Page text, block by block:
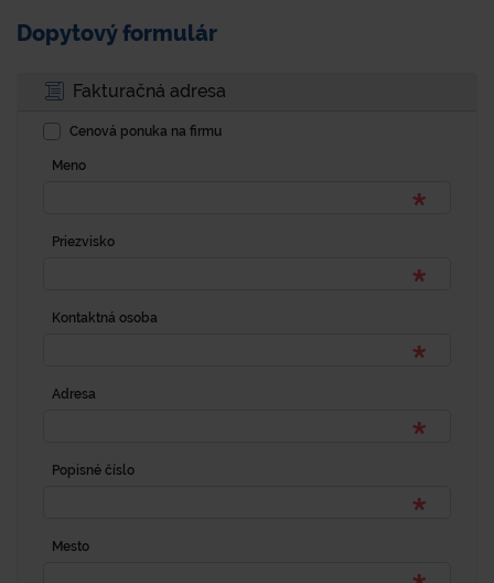
Dopytový formulár
Fakturačná adresa
Cenová ponuka na firmu
Meno
Priezvisko
Kontaktná osoba
Adresa
Popisné číslo
Mesto